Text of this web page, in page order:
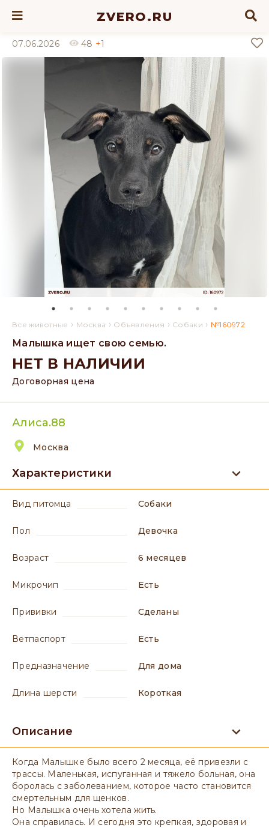
ZVERO.RU
07.06.2026 48 +1
Все животные › Москва › Объявления › Собаки › №160972
Малышка ищет свою семью.
НЕТ В НАЛИЧИИ
Договорная цена
Алиса.88
Москва
Характеристики
вид питомца Собаки
пол девочка
возраст 6 месяцев
микрочип есть
прививки сделаны
ветпаспорт есть
предназначение для дома
длина шерсти короткая
Описание
Когда Малышке было всего 2 месяца, её привезли с
трассы. Маленькая, испуганная и тяжело больная, она
боролась с заболеванием, которое часто становится
смертельным для щенков.
Но Малышка очень хотела жить.
Она справилась. И сегодня это крепкая, здоровая и